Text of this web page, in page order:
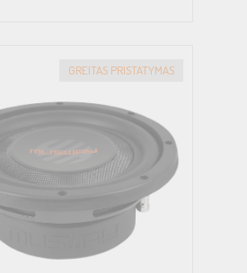
GREITAS PRISTATYMAS